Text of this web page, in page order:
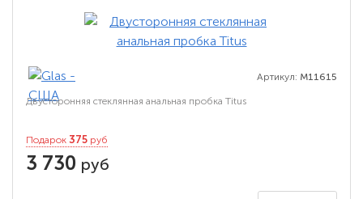
Артикул: M11615
Двусторонняя стеклянная анальная пробка Titus
Подарок 375 руб
3 730 руб